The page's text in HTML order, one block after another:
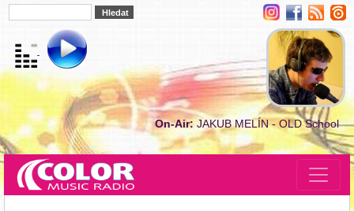
On-Air:JAKUB MELÍN - OLD School